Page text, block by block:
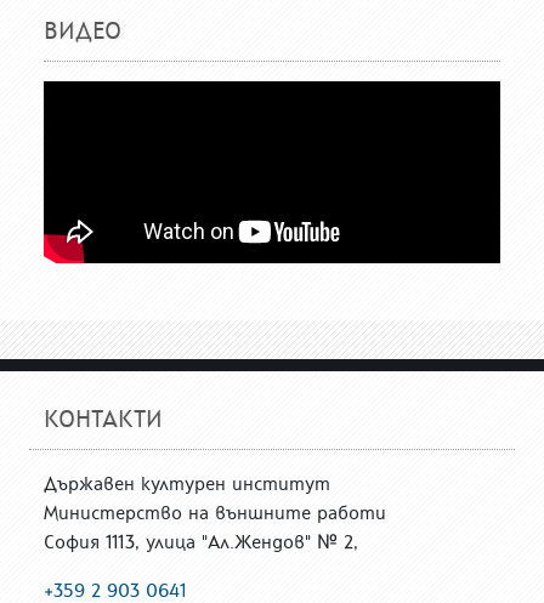
ВИДЕО
КОНТАКТИ
Държавен културен институт
Министерство на външните работи
София 1113, улица "Ал.Жендов" № 2,
+359 2 903 0641